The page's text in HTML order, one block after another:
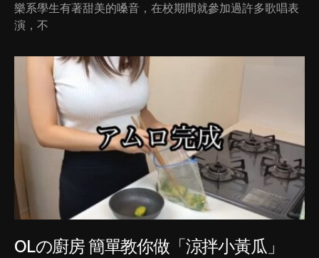
樂系學生有著甜美的嗓音，在校期間就參加過許多歌唱表
演，不
OLの廚房 簡單教你做「涼拌小黃瓜」​